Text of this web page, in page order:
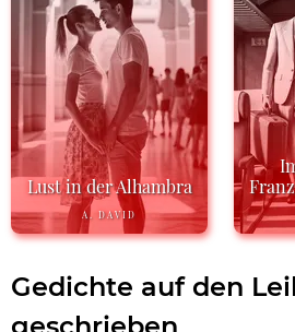
Lust in der Alhambra
A. DAVID
Gedichte auf den